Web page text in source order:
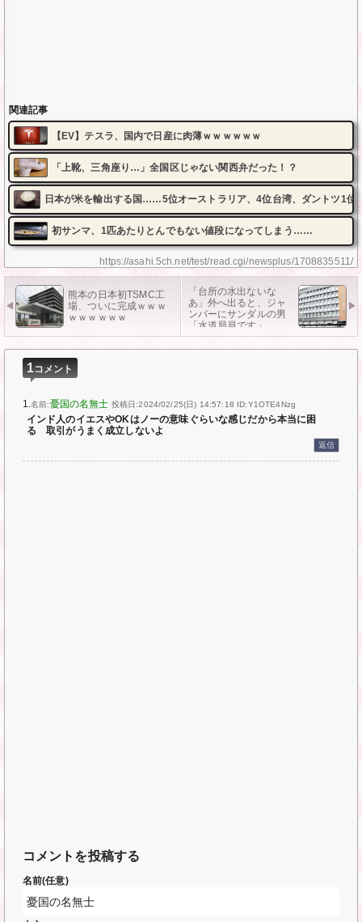
https://asahi.5ch.net/test/read.cgi/newsplus/1708835511/
関連記事
【EV】テスラ、国内で日産に肉薄ｗｗｗｗｗｗ
「上靴、三角座り…」全国区じゃない関西弁だった！？
日本が米を輸出する国……5位オーストラリア、4位台湾、ダントツ1位
初サンマ、1匹あたりとんでもない値段になってしまう……
熊本の日本初TSMC工
場、ついに完成ｗｗｗ
ｗｗｗｗｗｗ
「台所の水出ないな
あ」外へ出ると、ジャ
ンパーにサンダルの男
「水道局員です」
1コメント
1.名前:憂国の名無士 投稿日:2024/02/25(日) 14:57:18 ID:Y1OTE4Nzg
インド人のイエスやOKはノーの意味ぐらいな感じだから本当に困
る 取引がうまく成立しないよ
返信
コメントを投稿する
名前(任意)